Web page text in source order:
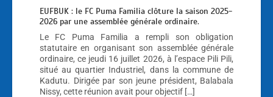
EUFBUK : le FC Puma Familia clôture la saison 2025-
2026 par une assemblée générale ordinaire.
Le FC Puma Familia a rempli son obligation
statutaire en organisant son assemblée générale
ordinaire, ce jeudi 16 juillet 2026, à l’espace Pili Pili,
situé au quartier Industriel, dans la commune de
Kadutu. Dirigée par son jeune président, Balabala
Nissy, cette réunion avait pour objectif […]